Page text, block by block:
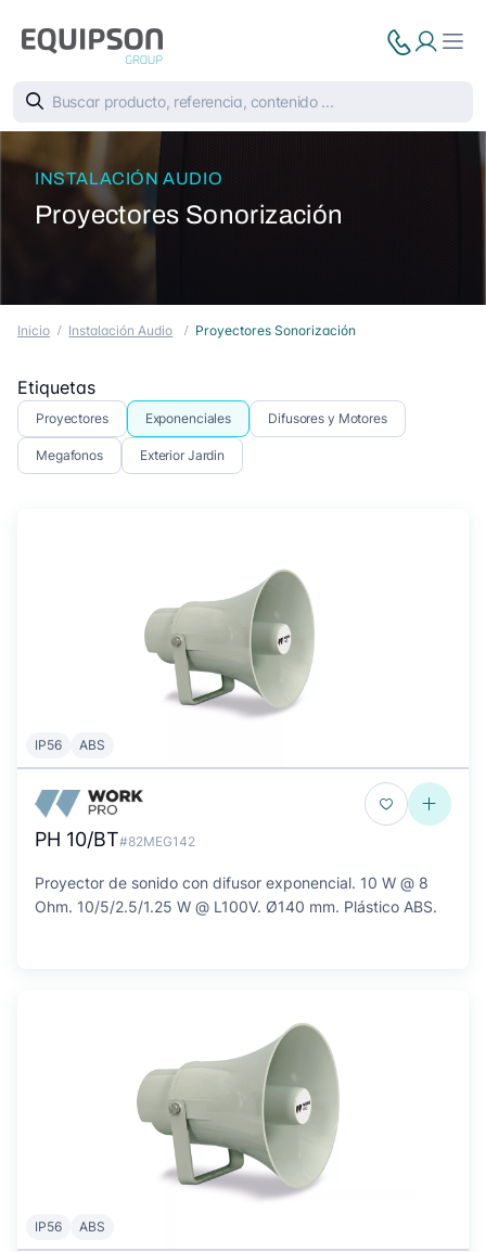
INSTALACIÓN AUDIO
Proyectores Sonorización
Inicio Instalación Audio Proyectores Sonorización
Etiquetas
Proyectores Exponenciales Difusores y Motores
Megafonos Exterior Jardin
IP56 ABS
PH 10/BT#82MEG142
Proyector de sonido con difusor exponencial. 10 W @ 8
Ohm. 10/5/2.5/1.25 W @ L100V. Ø140 mm. Plástico ABS.
IP56 ABS